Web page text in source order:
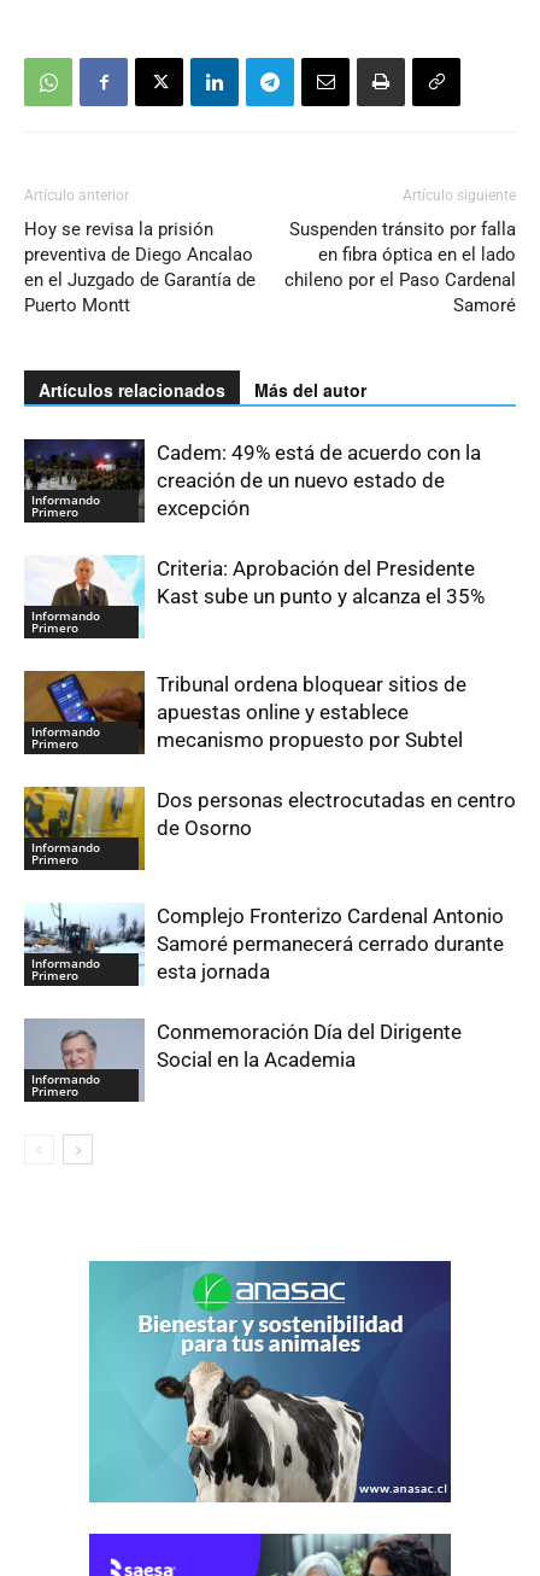
Artículo anterior
Hoy se revisa la prisión
preventiva de Diego Ancalao
en el Juzgado de Garantía de
Puerto Montt
Artículo siguiente
Suspenden tránsito por falla
en fibra óptica en el lado
chileno por el Paso Cardenal
Samoré
Artículos relacionados Más del autor
Informando
Primero
Cadem: 49% está de acuerdo con la
creación de un nuevo estado de
excepción
Informando
Primero
Criteria: Aprobación del Presidente
Kast sube un punto y alcanza el 35%
Informando
Primero
Tribunal ordena bloquear sitios de
apuestas online y establece
mecanismo propuesto por Subtel
Informando
Primero
Dos personas electrocutadas en centro
de Osorno
Informando
Primero
Complejo Fronterizo Cardenal Antonio
Samoré permanecerá cerrado durante
esta jornada
Informando
Primero
Conmemoración Día del Dirigente
Social en la Academia